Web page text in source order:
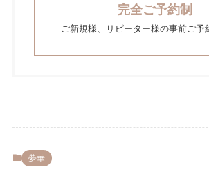
完全ご予約制
ご新規様、リピーター様の事前ご予
夢華